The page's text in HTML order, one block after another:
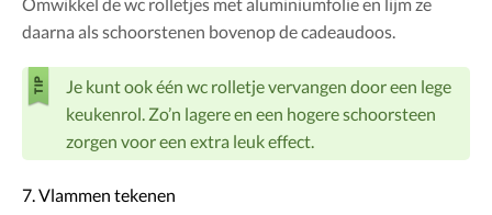
daarna als schoorstenen bovenop de cadeaudoos.
Je kunt ook één wc rolletje vervangen door een lege
keukenrol. Zo’n lagere en een hogere schoorsteen
zorgen voor een extra leuk effect.
7. Vlammen tekenen